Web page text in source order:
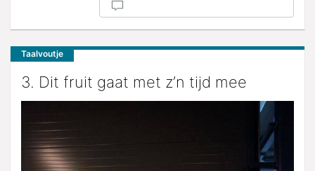
Taalvoutje
3. Dit fruit gaat met z’n tijd mee